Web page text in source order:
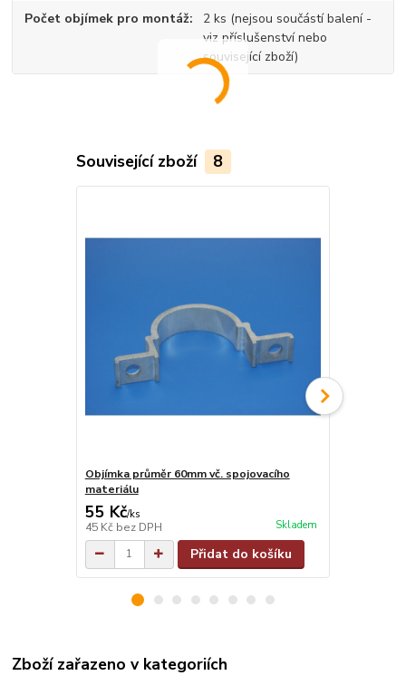
Počet objímek pro montáž
2 ks (nejsou součástí balení -
viz příslušenství nebo
související zboží)
Související zboží 8
Objímka průměr 60mm vč. spojovacího
materiálu
55 Kč/ks
45 Kč bez DPH Skladem
Přidat do košíku
Zboží zařazeno v kategoriích